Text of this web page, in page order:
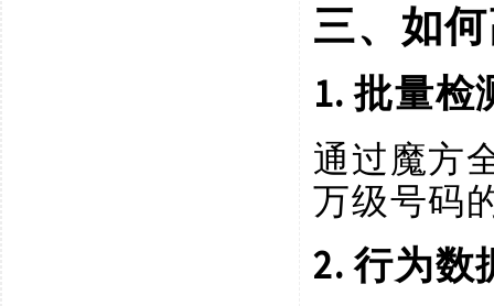
三、如
1. 批量检
通过魔方
万级号码
2. 行为数